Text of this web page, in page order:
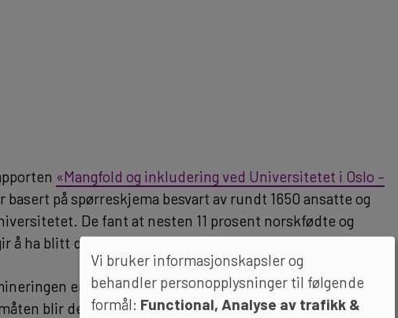
«Mangfold og inkludering ved Universitetet i Oslo –
basert på spørreskjema besvart av rundt 1650 ansatte og
De fant at nesten 11 prosent norskfødte og
å ha blitt diskriminert.
er subtil, og at de som er utsatt ikke alltid vet om
blir det heller ikke tatt opp, og diskrimineringen blir
Vi bruker informasjonskapsler og
behandler personopplysninger til følgende
formål: Functional, Analyse av trafikk &